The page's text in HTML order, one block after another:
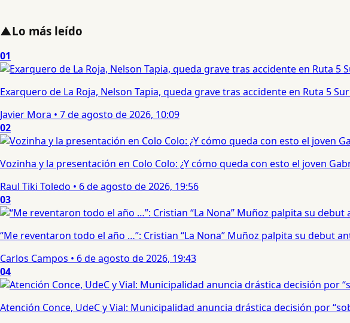
▲Lo más leído
01
Exarquero de La Roja, Nelson Tapia, queda grave tras accidente en Ruta 5
Javier Mora • 7 de agosto de 2026, 10:09
02
Vozinha y la presentación en Colo Colo: ¿Y cómo queda con esto el joven
Raul Tiki Toledo • 6 de agosto de 2026, 19:56
03
“Me reventaron todo el año …”: Cristian “La Nona” Muñoz palpita su debut
Carlos Campos • 6 de agosto de 2026, 19:43
04
Atención Conce, UdeC y Vial: Municipalidad anuncia drástica decisión por